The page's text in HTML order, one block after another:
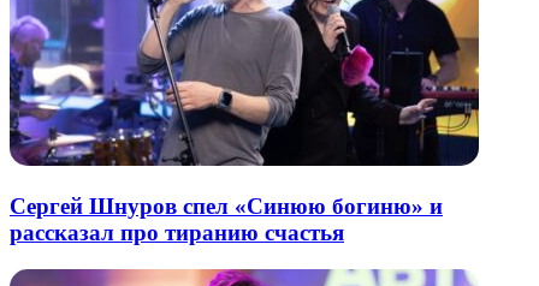
Сергей Шнуров спел «Синюю богиню» и
рассказал про тиранию счастья